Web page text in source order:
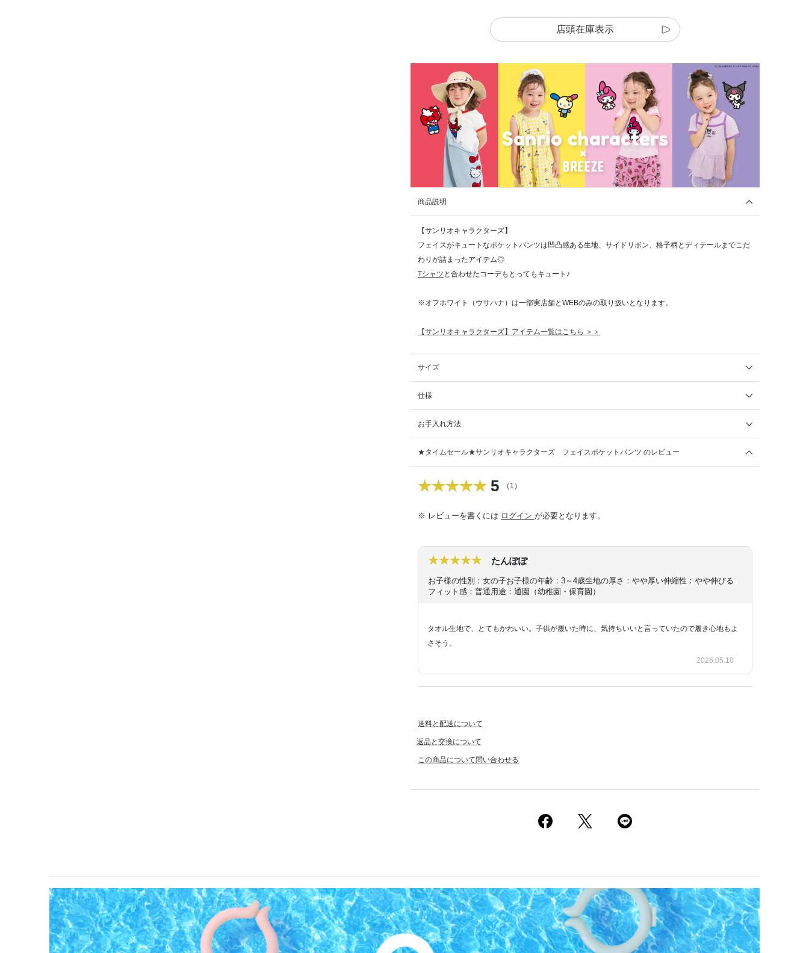
店頭在庫表示
商品説明
【サンリオキャラクターズ】
フェイスがキュートなポケットパンツは凹凸感ある生地、サイドリボン、格子柄とディテールまでこだ
わりが詰まったアイテム◎
Tシャツ と合わせたコーデもとってもキュート♪
※オフホワイト（ウサハナ）は一部実店舗とWEBのみの取り扱いとなります。
【サンリオキャラクターズ】アイテム一覧はこちら ＞＞
サイズ
仕様
お手入れ方法
★タイムセール★サンリオキャラクターズ フェイスポケットパンツ のレビュー
5 （1）
※ レビューを書くには ログイン が必要となります。
たんぽぽ
お子様の性別：女の子お子様の年齢：3～4歳生地の厚さ：やや厚い伸縮性：やや伸びる
フィット感：普通用途：通園（幼稚園・保育園）
タオル生地で、とてもかわいい。子供が履いた時に、気持ちいいと言っていたので履き心地もよ
さそう。
2026.05.18
送料と配送について
返品と交換について
この商品について問い合わせる